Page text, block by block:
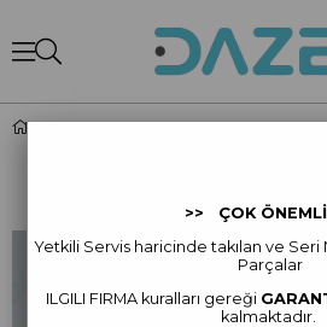
D12000i - Connecting Rod (ZS)
>> ÇOK
Yetkili Servis haricinde takılan ve
Parçalar
ILGILI FIRMA kuralları gereği
kalmaktadır.